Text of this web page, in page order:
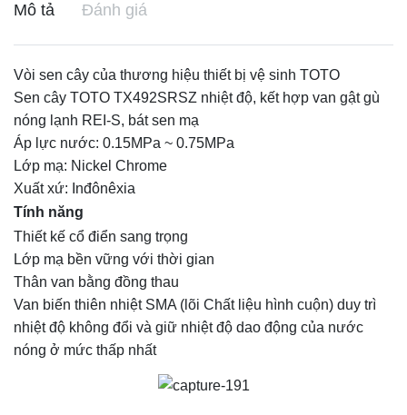
Mô tả Đánh giá
Vòi sen cây của thương hiệu thiết bị vệ sinh TOTO
Sen cây TOTO TX492SRSZ nhiệt độ, kết hợp van gật gù
nóng lạnh REI-S, bát sen mạ
Áp lực nước: 0.15MPa ~ 0.75MPa
Lớp mạ: Nickel Chrome
Xuất xứ: Inđônêxia
Tính năng
Thiết kế cổ điển sang trọng
Lớp mạ bền vững với thời gian
Thân van bằng đồng thau
Van biến thiên nhiệt SMA (lõi Chất liệu hình cuộn) duy trì
nhiệt độ không đổi và giữ nhiệt độ dao động của nước
nóng ở mức thấp nhất